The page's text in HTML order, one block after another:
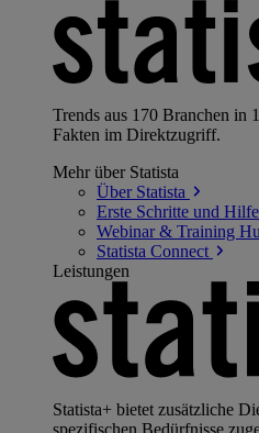
Trends aus 170 Branchen in
Fakten im Direktzugriff.
Mehr über Statista
Über Statista
Erste Schritte und
Webinar & Training
Statista Connect
Leistungen
Statista+ bietet zusätzliche
spezifischen Bedürfnisse